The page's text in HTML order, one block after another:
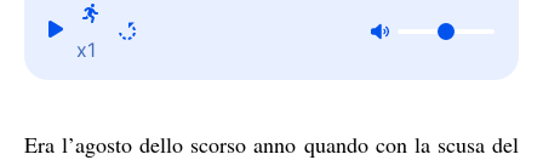
x1
Era l’agosto dello scorso anno quando con la scusa del